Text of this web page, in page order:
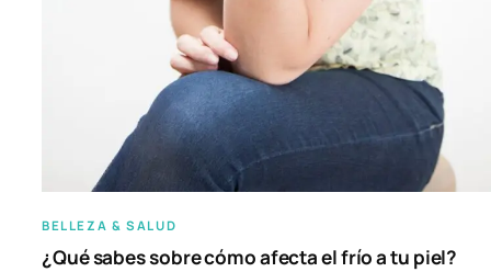
BELLEZA & SALUD
¿Qué sabes sobre cómo afecta el frío a tu piel?